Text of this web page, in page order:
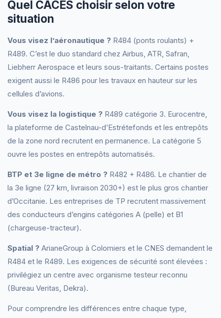
Quel CACES choisir selon votre
situation
Vous visez l’aéronautique ? R484 (ponts roulants) +
R489. C’est le duo standard chez Airbus, ATR, Safran,
Liebherr Aerospace et leurs sous-traitants. Certains postes
exigent aussi le R486 pour les travaux en hauteur sur les
cellules d’avions.
Vous visez la logistique ? R489 catégorie 3. Eurocentre,
la plateforme de Castelnau-d’Estrétefonds et les entrepôts
de la zone nord recrutent en permanence. La catégorie 5
ouvre les postes en entrepôts automatisés.
BTP et 3e ligne de métro ? R482 + R486. Le chantier de
la 3e ligne (27 km, livraison 2030+) est le plus gros chantier
d’Occitanie. Les entreprises de TP recrutent massivement
des conducteurs d’engins catégories A (pelle) et B1
(chargeuse-tracteur).
Spatial ? ArianeGroup à Colomiers et le CNES demandent le
R484 et le R489. Les exigences de sécurité sont élevées :
privilégiez un centre avec organisme testeur reconnu
(Bureau Veritas, Dekra).
Pour comprendre les différences entre chaque type,